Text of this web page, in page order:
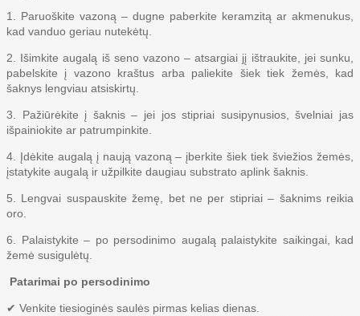
1. Paruoškite vazoną – dugne paberkite keramzitą ar akmenukus,
kad vanduo geriau nutekėtų.
2. Išimkite augalą iš seno vazono – atsargiai jį ištraukite, jei sunku,
pabelskite į vazono kraštus arba paliekite šiek tiek žemės, kad
šaknys lengviau atsiskirtų.
3. Pažiūrėkite į šaknis – jei jos stipriai susipynusios, švelniai jas
išpainiokite ar patrumpinkite.
4. Įdėkite augalą į naują vazoną – įberkite šiek tiek šviežios žemės,
įstatykite augalą ir užpilkite daugiau substrato aplink šaknis.
5. Lengvai suspauskite žemę, bet ne per stipriai – šaknims reikia
oro.
6. Palaistykite – po persodinimo augalą palaistykite saikingai, kad
žemė susigulėtų.
Patarimai po persodinimo
✔ Venkite tiesioginės saulės pirmas kelias dienas.